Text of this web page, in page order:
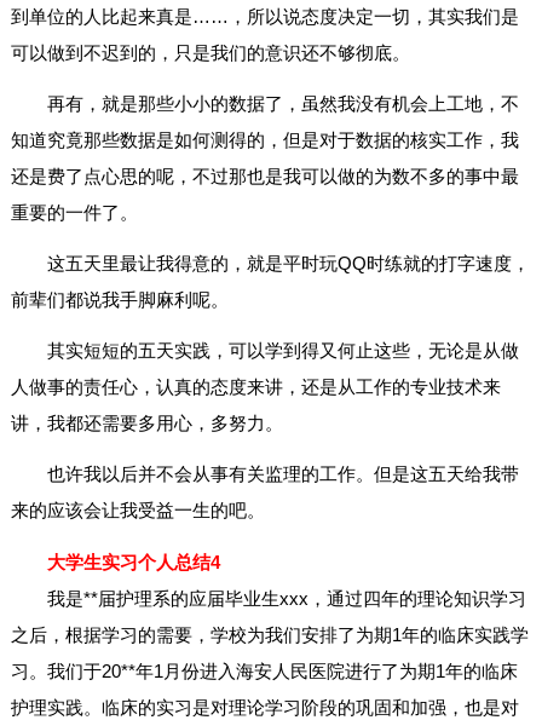
到单位的人比起来真是……，所以说态度决定一切，其实我们是
可以做到不迟到的，只是我们的意识还不够彻底。
再有，就是那些小小的数据了，虽然我没有机会上工地，不
知道究竟那些数据是如何测得的，但是对于数据的核实工作，我
还是费了点心思的呢，不过那也是我可以做的为数不多的事中最
重要的一件了。
这五天里最让我得意的，就是平时玩QQ时练就的打字速度，
前辈们都说我手脚麻利呢。
其实短短的五天实践，可以学到得又何止这些，无论是从做
人做事的责任心，认真的态度来讲，还是从工作的专业技术来
讲，我都还需要多用心，多努力。
也许我以后并不会从事有关监理的工作。但是这五天给我带
来的应该会让我受益一生的吧。
大学生实习个人总结4
我是**届护理系的应届毕业生xxx，通过四年的理论知识学习
之后，根据学习的需要，学校为我们安排了为期1年的临床实践学
习。我们于20**年1月份进入海安人民医院进行了为期1年的临床
护理实践。临床的实习是对理论学习阶段的巩固和加强，也是对